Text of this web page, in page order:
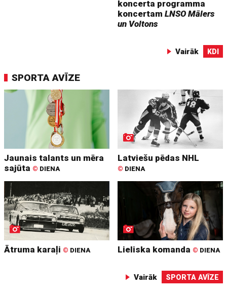
koncerta programma
koncertamLNSO Mālers
un Voltons
Vairāk KDI
SPORTA AVĪZE
Jaunais talants un mēra
sajūta © DIENA
Latviešu pēdas NHL
© DIENA
Ātruma karaļi © DIENA Lieliska komanda © DIENA
Vairāk SPORTA AVĪZE